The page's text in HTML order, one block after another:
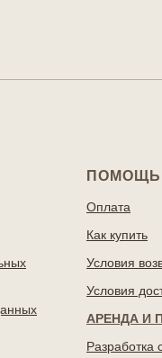
ПОМОЩЬ
Оплата
Как купить
Условия
Условия
АРЕНДА И
Разработка